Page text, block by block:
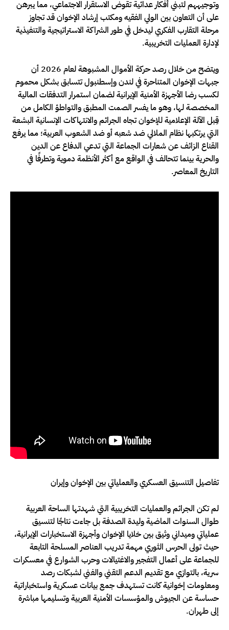
وتوجيههم لتبني أفكار عدائية تقوض الاستقرار الاجتماعي، مما يبرهن
على أن التعاون بين الولي الفقيه ومكتب إرشاد الإخوان قد تجاوز
مرحلة التقارب الفكري ليدخل في طور الشراكة الاستراتيجية والتنفيذية
لإدارة العمليات التخريبية.
ويتضح من خلال رصد حركة الأموال المشبوهة لعام 2026 أن
جبهات الإخوان المتناحرة في لندن وإسطنبول تتسابق بشكل محموم
لكسب رضا الأجهزة الأمنية الإيرانية لضمان استمرار التدفقات المالية
المخصصة لها، وهو ما يفسر الصمت المطبق والتواطؤ الكامل من
قِبل الآلة الإعلامية للإخوان تجاه الجرائم والانتهاكات الإنسانية البشعة
التي يرتكبها نظام الملالي ضد شعبه أو ضد الشعوب العربية؛ مما يرفع
القناع الزائف عن شعارات الجماعة التي تدعي الدفاع عن الدين
والحرية بينما تتحالف في الواقع مع أكثر الأنظمة دموية وتطرفًا في
التاريخ المعاصر.
تفاصيل التنسيق العسكري والعملياتي بين الإخوان وإيران
لم تكن الجرائم والعمليات التخريبية التي شهدتها الساحة العربية
طوال السنوات الماضية وليدة الصدفة بل جاءت نتاجًا لتنسيق
عملياتي وميداني وثيق بين خلايا الإخوان وأجهزة الاستخبارات الإيرانية،
حيث تولى الحرس الثوري مهمة تدريب العناصر المسلحة التابعة
للجماعة على أعمال التفجير والاغتيالات وحرب الشوارع في معسكرات
سرية، بالتوازي مع تقديم الدعم التقني والفني لشبكات رصد
ومعلومات إخوانية كانت تستهدف جمع بيانات عسكرية واستخباراتية
حساسة عن الجيوش والمؤسسات الأمنية العربية وتسليمها مباشرة
إلى طهران.